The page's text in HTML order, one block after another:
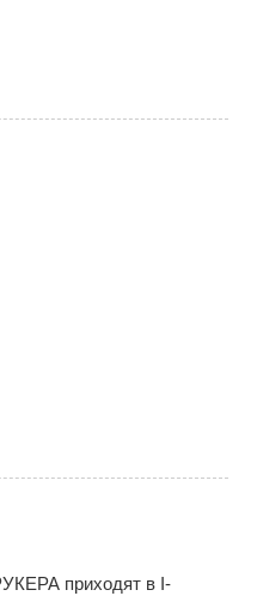
приходят в I-